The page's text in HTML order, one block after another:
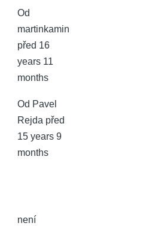
Od
martinkamin
před 16
years 11
months
Od Pavel
Rejda před
15 years 9
months
není